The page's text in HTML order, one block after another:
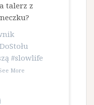
talerz z
#slowlife
More